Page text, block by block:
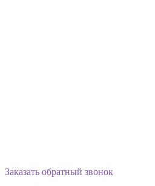
Заказать обратный звонок